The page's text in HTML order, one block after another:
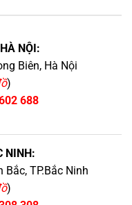
NỘI:
Biên, Hà Nội
)
688
NINH:
Bắc, TP.Bắc Ninh
)